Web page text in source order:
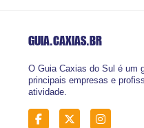
GUIA.CAXIAS.BR
O Guia Caxias do Sul é um
principais empresas e
atividade.